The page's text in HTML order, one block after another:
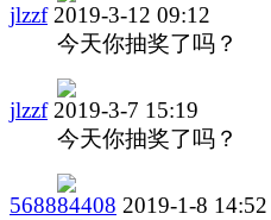
jlzzf 2019-3-12 09:12
今天你抽奖了吗？
jlzzf 2019-3-7 15:19
今天你抽奖了吗？
568884408 2019-1-8 14:52